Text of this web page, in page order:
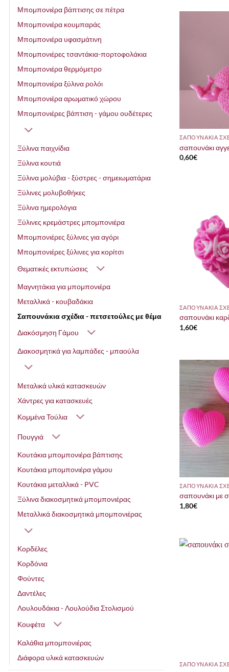
Μπομπονιέρα βάπτισης σε πέτρα
Μπομπονιέρα κουμπαράς
Μπομπονιέρα υφασμάτινη
Μπομπονιέρες τσαντάκια-πορτοφολάκια
Μπομπονιέρα θερμόμετρο
Μπομπονιέρα ξύλινα ρολόι
Μπομπονιέρα αρωματικό χώρου
Μπομπονιέρες βάπτιση - γάμου ουδέτερες
Ξύλινα παιχνίδια
Ξύλινα κουτιά
Ξύλινα μολύβια - ξύστρες - σημειωματάρια
Ξύλινες μολυβοθήκες
Ξύλινα ημερολόγια
Ξύλινες κρεμάστρες μπομπονιέρα
Μπομπονιέρες ξύλινες για αγόρι
Μπομπονιέρες ξύλινες για κορίτσι
Θεματικές εκτυπώσεις
Μαγνητάκια για μπομπονιέρα
Μεταλλικά - κουβαδάκια
Σαπουνάκια σχέδια - πετσετούλες με θέμα
Διακόσμηση Γάμου
Διακοσμητικά για λαμπάδες - μπαούλα
Μεταλικά υλικά κατασκευών
Χάντρες για κατασκευές
Κομμένα Τούλια
Πουγγιά
Κουτάκια μπομπονιέρα βάπτισης
Κουτάκια μπομπονιέρα γάμου
Κουτάκια μεταλλικά - PVC
Ξύλινα διακοσμητικά μπομπονιέρας
Μεταλλικά διακοσμητικά μπομπονιέρας
Κορδέλες
Κορδόνια
Φούντες
Δαντέλες
Λουλουδάκια - Λουλούδια Στολισμού
Κουφέτα
Καλάθια μπομπονιέρας
Διάφορα υλικά κατασκευών
σαπουνάκι
0,60€
σαπουνάκι
1,60€
σαπουνάκι με
1,80€